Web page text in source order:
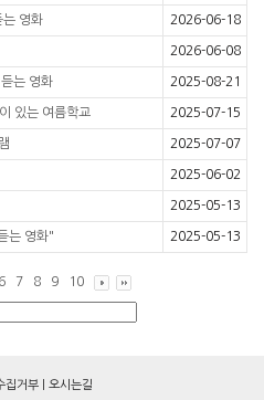
는 영화 2026-06-18
2026-06-08
는 영화 2025-08-21
있는 여름학교 2025-07-15
2025-07-07
2025-06-02
2025-05-13
는 영화" 2025-05-13
6 7 8 9 10
집거부 오시는길